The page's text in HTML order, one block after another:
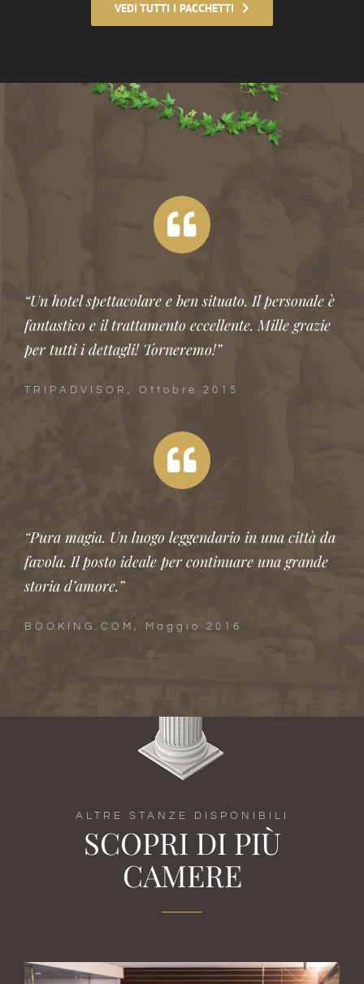
VEDI TUTTI I PACCHETTI
“Un hotel spettacolare e ben situato. Il personale è
fantastico e il trattamento eccellente. Mille grazie
per tutti i dettagli! Torneremo!”
TRIPADVISOR, Ottobre 2015
“Pura magia. Un luogo leggendario in una città da
favola. Il posto ideale per continuare una grande
storia d’amore.”
BOOKING.COM, Maggio 2016
ALTRE STANZE DISPONIBILI
SCOPRI DI PIÙ
CAMERE